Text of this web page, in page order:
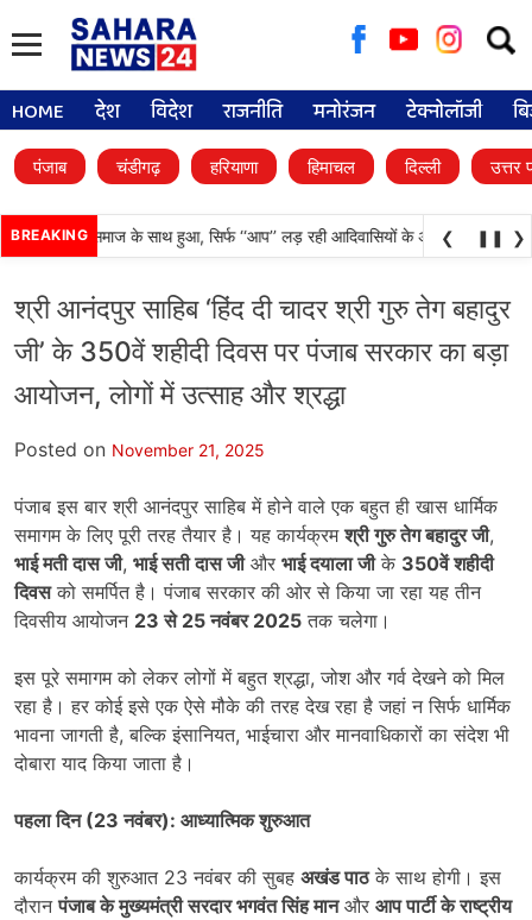
for:
HOME देश विदेश राजनीति मनोरंजन टेक्नोलॉजी
पंजाब चंडीगढ़ हरियाणा हिमाचल दिल्ली उत्तर
BREAKING
आदिवासी समाज के साथ हुआ, सिर्फ ‘‘आप’’ लड़ रही आदिवासियों के अधिकारों की लड़ाई-
❮ ❚❚ ❯
श्री आनंदपुर साहिब ‘हिंद दी चादर श्री गुरु तेग बहादुर
जी’ के 350वें शहीदी दिवस पर पंजाब सरकार का बड़ा
आयोजन, लोगों में उत्साह और श्रद्धा
Posted on November 21, 2025
पंजाब इस बार श्री आनंदपुर साहिब में होने वाले एक बहुत ही खास धार्मिक
समागम के लिए पूरी तरह तैयार है। यह कार्यक्रमश्री गुरु तेग बहादुर जी,
भाई मती दास जी, भाई सती दास जीऔर भाई दयाला जीके 350वें शहीदी
दिवसको समर्पित है। पंजाब सरकार की ओर से किया जा रहा यह तीन
दिवसीय आयोजन 23से 25नवंबर 2025 तक चलेगा।
इस पूरे समागम को लेकर लोगों में बहुत श्रद्धा, जोश और गर्व देखने को मिल
रहा है। हर कोई इसे एक ऐसे मौके की तरह देख रहा है जहां न सिर्फ धार्मिक
भावना जागती है, बल्कि इंसानियत, भाईचारा और मानवाधिकारों का संदेश भी
दोबारा याद किया जाता है।
पहला दिन (23नवंबर): आध्यात्मिक शुरुआत
कार्यक्रम की शुरुआत 23 नवंबर की सुबह अखंड पाठके साथ होगी। इस
दौरानपंजाब के मुख्यमंत्री सरदार भगवंत सिंह मानऔर आप पार्टी के राष्ट्रीय